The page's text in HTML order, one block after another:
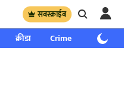
सबस्क्राईब
क्रीडा Crime साप्ताहिक